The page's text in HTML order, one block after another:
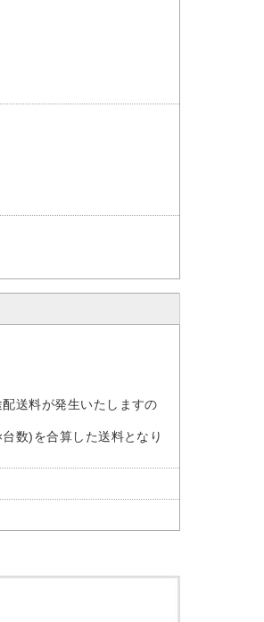
送料が発生いたしますの
数)を合算した送料となり